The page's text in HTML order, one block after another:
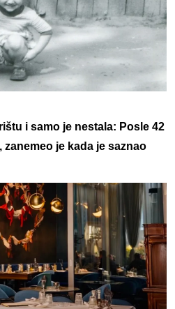
i samo je nestala: Posle 42
je kada je saznao